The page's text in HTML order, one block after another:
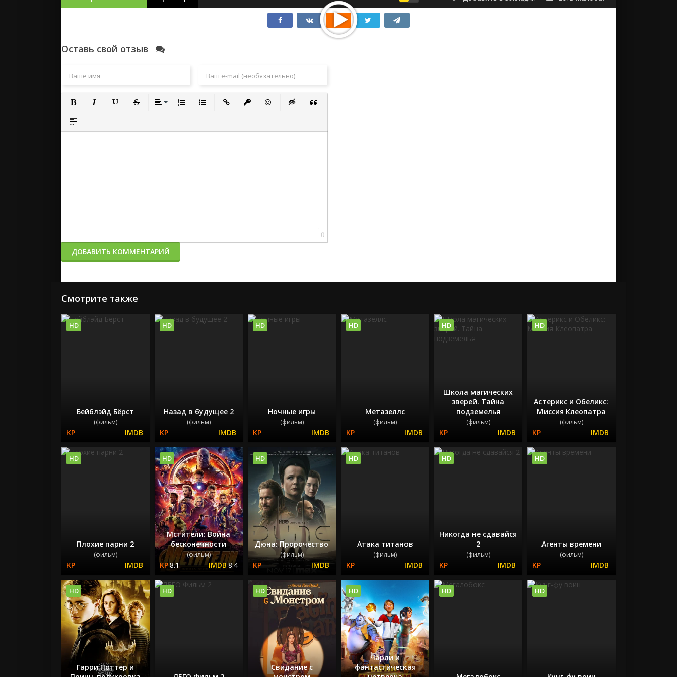
Оставь свой отзыв
Полужирный
Вставка спойлера
0
ДОБАВИТЬ КОММЕНТАРИЙ
Смотрите также
Бейблэйд Бёрст
(фильм)
HD
Назад в будущее 2
(фильм)
HD
Ночные игры
(фильм)
HD
Метазеллс
(фильм)
HD
Школа магических
зверей. Тайна
подземелья
(фильм)
HD
Астерикс и Обеликс:
Миссия Клеопатра
(фильм)
HD
Плохие парни 2
(фильм)
HD
Мстители: Война
бесконечности
(фильм)
8.1 8.4
HD
Дюна: Пророчество
(фильм)
HD
Атака титанов
(фильм)
HD
Никогда не сдавайся
2
(фильм)
HD
Агенты времени
(фильм)
HD
Гарри Поттер и
HD HD
Свидание с
HD
Чарли и
фантастическая
HD HD HD